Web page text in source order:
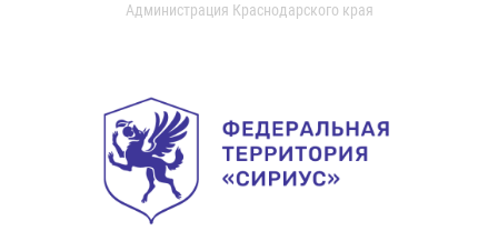
Администрация Краснодарского края